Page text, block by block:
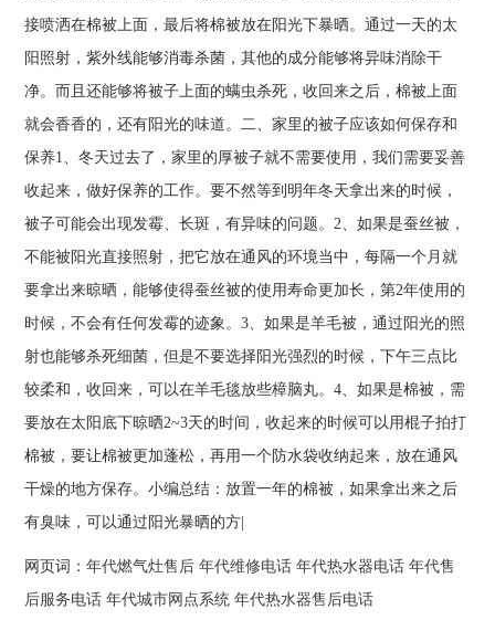
接喷洒在棉被上面，最后将棉被放在阳光下暴晒。通过一天的太
阳照射，紫外线能够消毒杀菌，其他的成分能够将异味消除干
净。而且还能够将被子上面的螨虫杀死，收回来之后，棉被上面
就会香香的，还有阳光的味道。二、家里的被子应该如何保存和
保养1、冬天过去了，家里的厚被子就不需要使用，我们需要妥善
收起来，做好保养的工作。要不然等到明年冬天拿出来的时候，
被子可能会出现发霉、长斑，有异味的问题。2、如果是蚕丝被，
不能被阳光直接照射，把它放在通风的环境当中，每隔一个月就
要拿出来晾晒，能够使得蚕丝被的使用寿命更加长，第2年使用的
时候，不会有任何发霉的迹象。3、如果是羊毛被，通过阳光的照
射也能够杀死细菌，但是不要选择阳光强烈的时候，下午三点比
较柔和，收回来，可以在羊毛毯放些樟脑丸。4、如果是棉被，需
要放在太阳底下晾晒2~3天的时间，收起来的时候可以用棍子拍打
棉被，要让棉被更加蓬松，再用一个防水袋收纳起来，放在通风
干燥的地方保存。小编总结：放置一年的棉被，如果拿出来之后
有臭味，可以通过阳光暴晒的方|
网页词：年代燃气灶售后 年代维修电话 年代热水器电话 年代售
后服务电话 年代城市网点系统 年代热水器售后电话